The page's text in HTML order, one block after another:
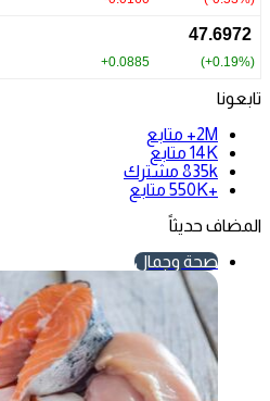
تابعونا
2M+
متابع
14K متابع
835k مشترك
+550K
متابع
المضاف حديثاً
صحة وجمال